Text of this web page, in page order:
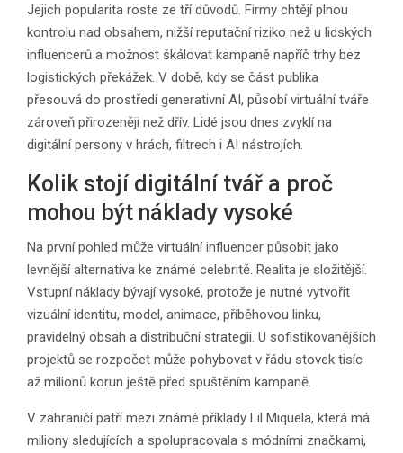
Jejich popularita roste ze tří důvodů. Firmy chtějí plnou
kontrolu nad obsahem, nižší reputační riziko než u lidských
influencerů a možnost škálovat kampaně napříč trhy bez
logistických překážek. V době, kdy se část publika
přesouvá do prostředí generativní AI, působí virtuální tváře
zároveň přirozeněji než dřív. Lidé jsou dnes zvyklí na
digitální persony v hrách, filtrech i AI nástrojích.
Kolik stojí digitální tvář a proč
mohou být náklady vysoké
Na první pohled může virtuální influencer působit jako
levnější alternativa ke známé celebritě. Realita je složitější.
Vstupní náklady bývají vysoké, protože je nutné vytvořit
vizuální identitu, model, animace, příběhovou linku,
pravidelný obsah a distribuční strategii. U sofistikovanějších
projektů se rozpočet může pohybovat v řádu stovek tisíc
až milionů korun ještě před spuštěním kampaně.
V zahraničí patří mezi známé příklady Lil Miquela, která má
miliony sledujících a spolupracovala s módními značkami,